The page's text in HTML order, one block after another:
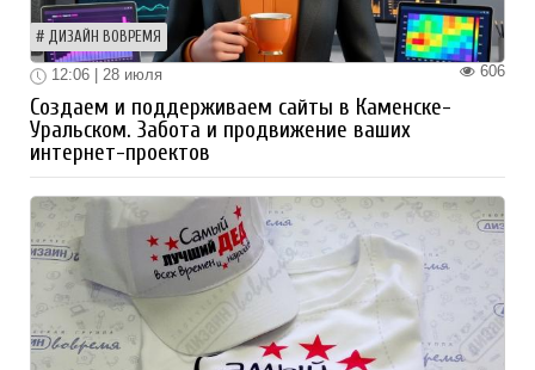
ДИЗАЙН ВОВРЕМЯ
606
12:06 | 28 июля
Создаем и поддерживаем сайты в Каменске-
Уральском. Забота и продвижение ваших
интернет-проектов